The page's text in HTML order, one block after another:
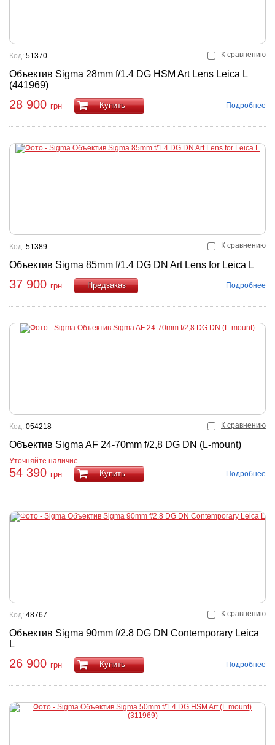
К сравнению
Объектив Sigma 28mm f/1.4 DG HSM Art Lens Leica L
(441969)
Код: 51370
28 900 грн Купить Подробнее
К сравнению
Объектив Sigma 85mm f/1.4 DG DN Art Lens for Leica L
Код: 51389
37 900 грн
Подробнее
К сравнению
Объектив Sigma AF 24-70mm f/2,8 DG DN (L-mount)
Код: 054218
Уточняйте наличие
54 390 грн Купить Подробнее
К сравнению
Объектив Sigma 90mm f/2.8 DG DN Contemporary Leica
L
Код: 48767
26 900 грн Купить Подробнее